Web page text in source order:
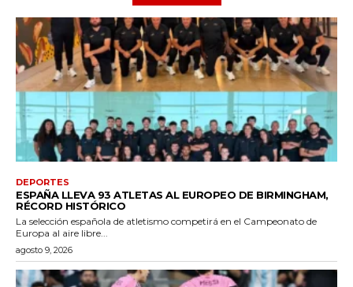
DEPORTES
ESPAÑA LLEVA 93 ATLETAS AL EUROPEO DE BIRMINGHAM,
RÉCORD HISTÓRICO
La selección española de atletismo competirá en el Campeonato de
Europa al aire libre...
agosto 9, 2026